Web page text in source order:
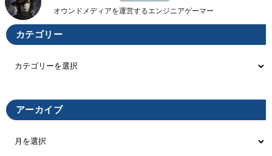
オウンドメディアを運営するエンジニアゲーマー
カテゴリー
アーカイブ